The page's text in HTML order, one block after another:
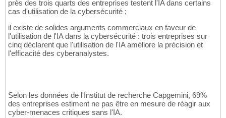
près des trois quarts des entreprises testent l'IA dans certains
cas d'utilisation de la cybersécurité ;
il existe de solides arguments commerciaux en faveur de
l'utilisation de l'IA dans la cybersécurité : trois entreprises sur
cinq déclarent que l'utilisation de l'IA améliore la précision et
l'efficacité des cyberanalystes.
Selon les données de l'Institut de recherche Capgemini, 69%
des entreprises estiment ne pas être en mesure de réagir aux
cyber-menaces critiques sans l'IA.